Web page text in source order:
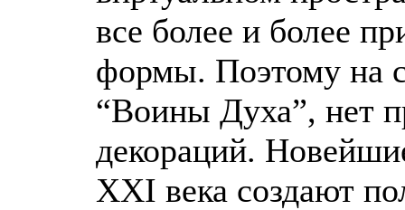
все более и более
формы. Поэтому на
“Воины Духа”, нет
декораций.
ХХI века создают